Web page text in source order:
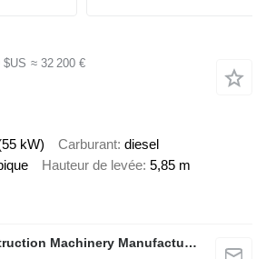
$US ≈ 32 200 €
kW) Carburant diesel
Hauteur de levée 5,85 m
Xuzhou FMAN Construction Machinery Manufacture Co., Ltd.